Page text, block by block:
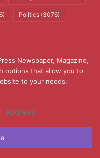
Politics (3076)
Newspaper, Magazine,
options that allow you to
to your needs.